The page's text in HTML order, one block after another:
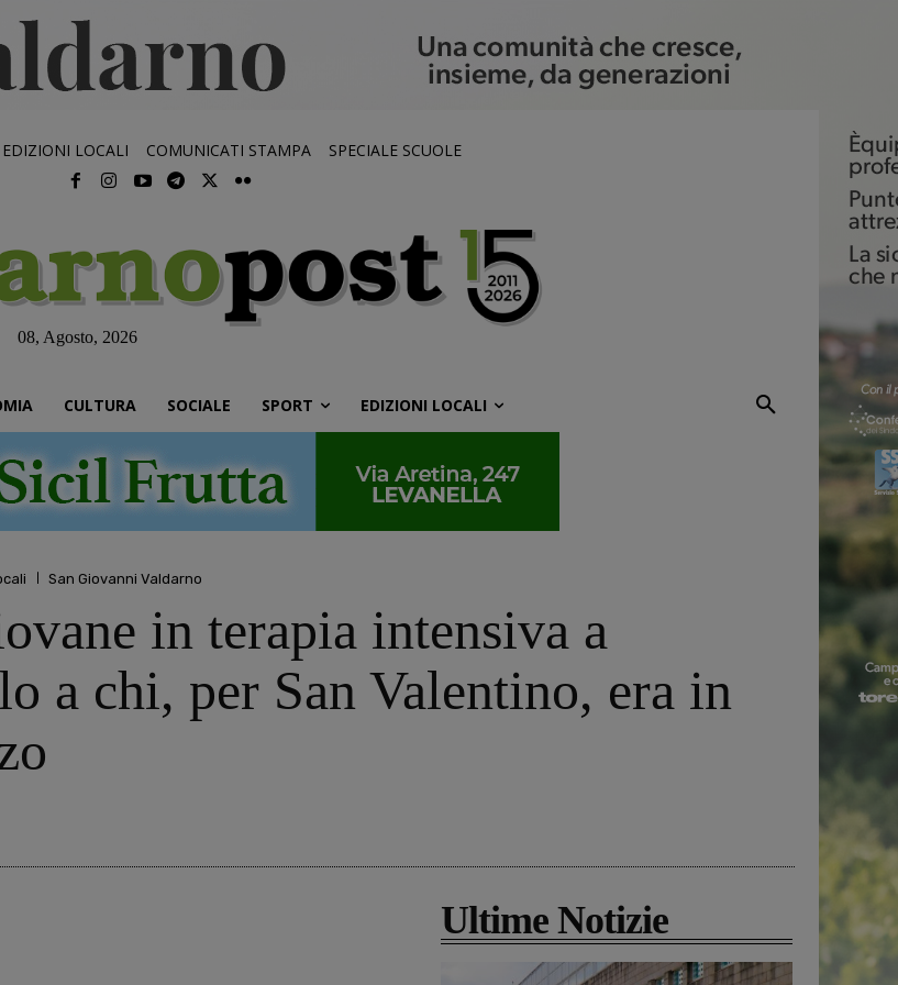
EDIZIONI LOCALI COMUNICATI STAMPA SPECIALE SCUOLE
08, Agosto, 2026
CULTURA SOCIALE SPORT EDIZIONI LOCALI
San Giovanni Valdarno
in terapia intensiva a
a chi, per San Valentino, era in
Ultime Notizie